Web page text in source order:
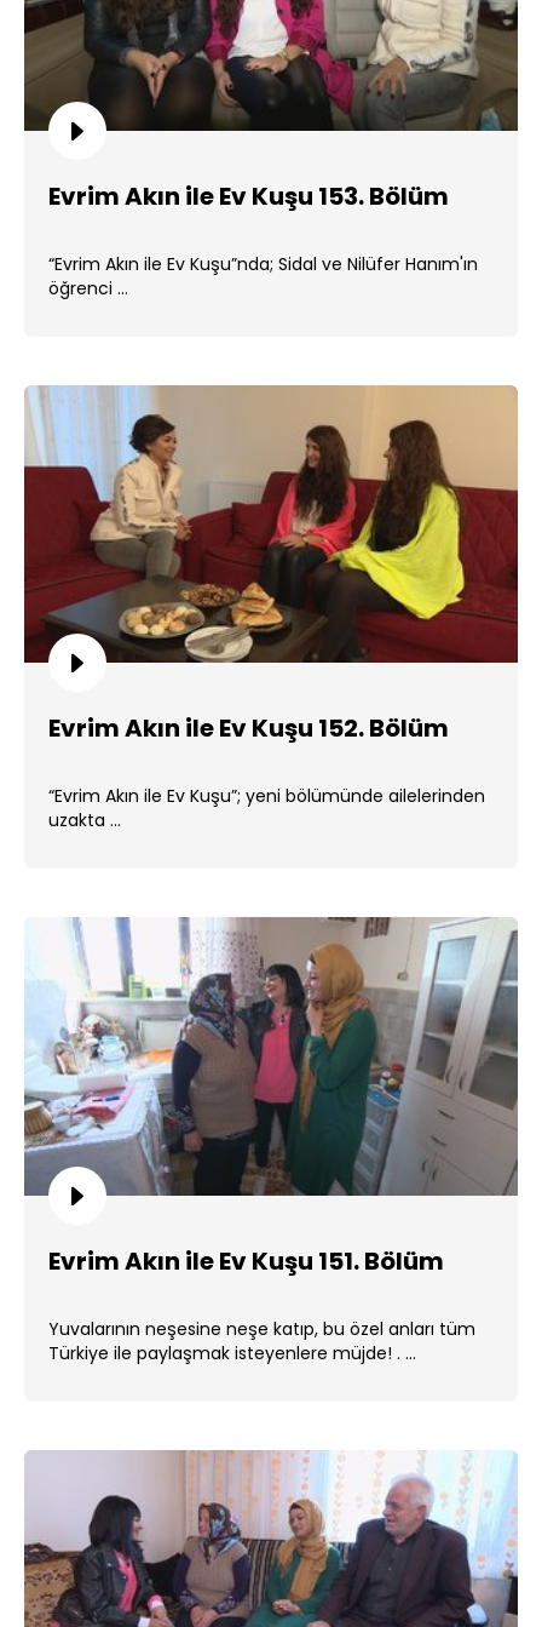
Evrim Akın ile Ev Kuşu 153. Bölüm
“Evrim Akın ile Ev Kuşu”nda; Sidal ve Nilüfer Hanım'ın
öğrenci ...
Evrim Akın ile Ev Kuşu 152. Bölüm
“Evrim Akın ile Ev Kuşu”; yeni bölümünde ailelerinden
uzakta ...
Evrim Akın ile Ev Kuşu 151. Bölüm
Yuvalarının neşesine neşe katıp, bu özel anları tüm
Türkiye ile paylaşmak isteyenlere müjde! . ...